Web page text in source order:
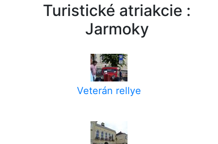
Turistické atriakcie :
Jarmoky
Veterán rellye